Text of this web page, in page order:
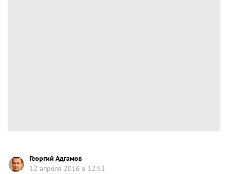
Георгий Адгамов
12 апреля 2016 в 12:51